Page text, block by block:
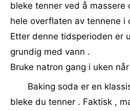
bleke tenner ved å massere
hele overflaten av tennene i
Etter denne tidsperioden er
grundig med vann .
Bruke natron gang i uken
Baking soda er en
bleke du tenner . Faktisk ,